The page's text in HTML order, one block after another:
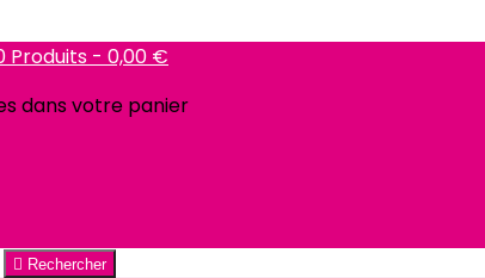
Produits - 0,00 €
dans votre panier
 Rechercher